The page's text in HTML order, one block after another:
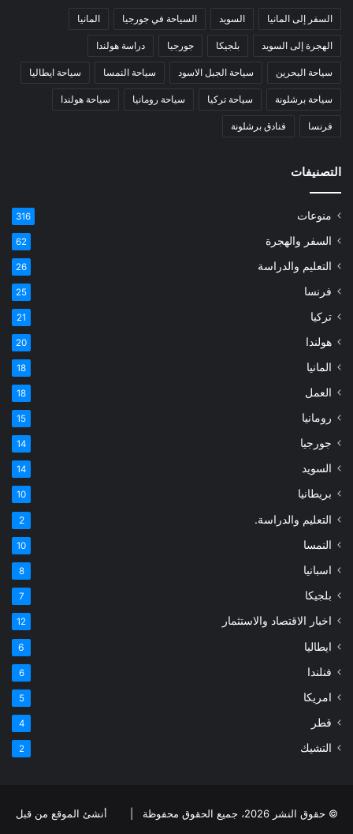
السفر إلى المانيا السويد السياحة في جورجيا المانيا
الهجرة إلى السويد بلجيكا جورجيا دراسة هولندا
سياحة البحرين سياحة الجبل الاسود سياحة النمسا سياحة ايطاليا
سياحة برشلونة سياحة تركيا سياحة رومانيا سياحة هولندا
فرنسا فنادق برشلونة
التصنيفات
منوعات 316
السفر والهجرة 62
التعليم والدراسة 26
فرنسا 25
تركيا 21
هولندا 20
المانيا 18
العمل 18
رومانيا 15
جورجيا 14
السويد 14
بريطانيا 10
التعليم والدراسة. 2
النمسا 10
اسبانيا 8
بلجيكا 7
اخبار الاقتصاد والاستثمار 12
ايطاليا 6
فنلندا 6
امريكا 5
قطر 4
التشيك 2
© حقوق النشر 2026، جميع الحقوق محفوظة |
أنشئ الموقع من قبل